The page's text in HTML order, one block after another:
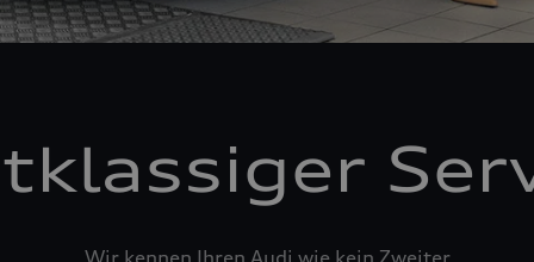
Wir kennen Ihren Audi wie kein Zweiter